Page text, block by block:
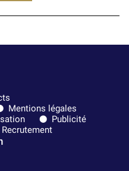
Mentions légales
Publicité
Recrutement